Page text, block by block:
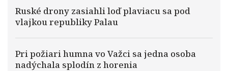
Ruské drony zasiahli loď plaviacu sa pod
vlajkou republiky Palau
Pri požiari humna vo Važci sa jedna osoba
nadýchala splodín z horenia